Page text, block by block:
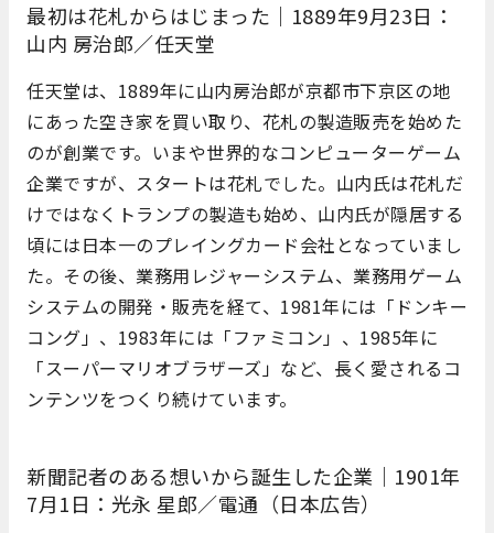
最初は花札からはじまった｜1889年9月23日：
山内 房治郎／任天堂
任天堂は、1889年に山内房治郎が京都市下京区の地
にあった空き家を買い取り、花札の製造販売を始めた
のが創業です。いまや世界的なコンピューターゲーム
企業ですが、スタートは花札でした。山内氏は花札だ
けではなくトランプの製造も始め、山内氏が隠居する
頃には日本一のプレイングカード会社となっていまし
た。その後、業務用レジャーシステム、業務用ゲーム
システムの開発・販売を経て、1981年には「ドンキー
コング」、1983年には「ファミコン」、1985年に
「スーパーマリオブラザーズ」など、長く愛されるコ
ンテンツをつくり続けています。
新聞記者のある想いから誕生した企業｜1901年
7月1日：光永 星郎／電通（日本広告）